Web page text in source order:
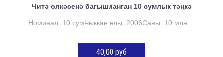
Читә өлкәсенә багышланган 10 сумлык тәңкә
Номинал: 10 сумЧыккан елы: 2006Саны: 10 млн....
40,00 руб